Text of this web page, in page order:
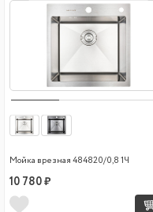
Мойка врезная 484820/0,8 1Ч
10 780 ₽